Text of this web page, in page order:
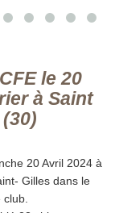
le 20
à Saint
20 Avril 2024 à
Gilles dans le